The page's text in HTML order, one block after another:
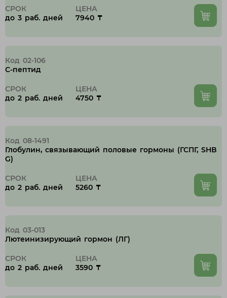
СРОК
до 3 раб. дней
ЦЕНА
7940 ₸
Код 02-106
C-пептид
СРОК
до 2 раб. дней
ЦЕНА
4750 ₸
Код 08-1491
Глобулин, связывающий половые гормоны (ГСПГ, SHB
G)
СРОК
до 2 раб. дней
ЦЕНА
5260 ₸
Код 03-013
Лютеинизирующий гормон (ЛГ)
СРОК
до 2 раб. дней
ЦЕНА
3590 ₸